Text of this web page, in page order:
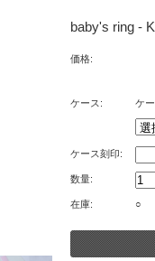
baby's ring -
価格:
ケース: ケ
ケース刻印:
数量:
在庫: ○